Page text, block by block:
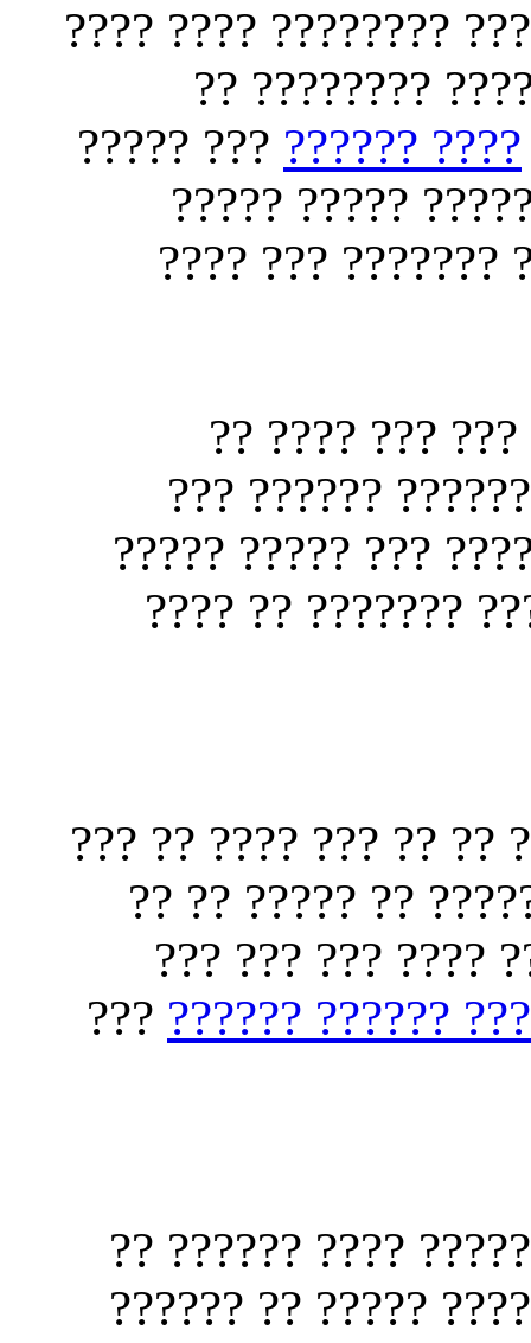
????? ?? ????
???? ?????
???? ??????
??? ?????
???? ???????
????? ?????
?? ?? ???? ???
??????? ?? ???
?????? ?????? ????
???? ?? ???? ???
??? ???? ?? ?? ?? ???
?? ????? ?? ??? ??
??? ??? ?????
???? ??????
???
?? ???? ???????
??? ????? ????